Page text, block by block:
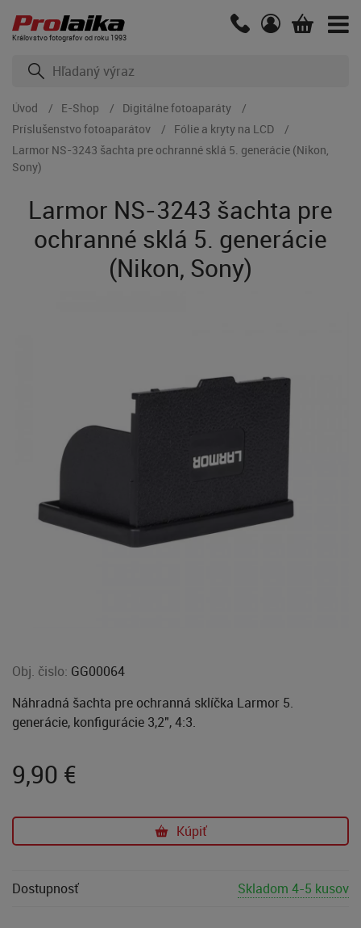
Kráľovstvo fotografov od roku 1993
Úvod E-Shop
Digitálne fotoaparáty
Príslušenstvo fotoaparátov
Fólie a kryty na LCD
Larmor NS-3243 šachta pre ochranné sklá 5. generácie (Nikon,
Sony)
Larmor NS-3243 šachta pre
ochranné sklá 5. generácie
(Nikon, Sony)
Obj. čislo: GG00064
Náhradná šachta pre ochranná sklíčka Larmor 5.
generácie, konfigurácie 3,2", 4:3.
9,90 €
Kúpiť
Dostupnosť Skladom 4-5 kusov